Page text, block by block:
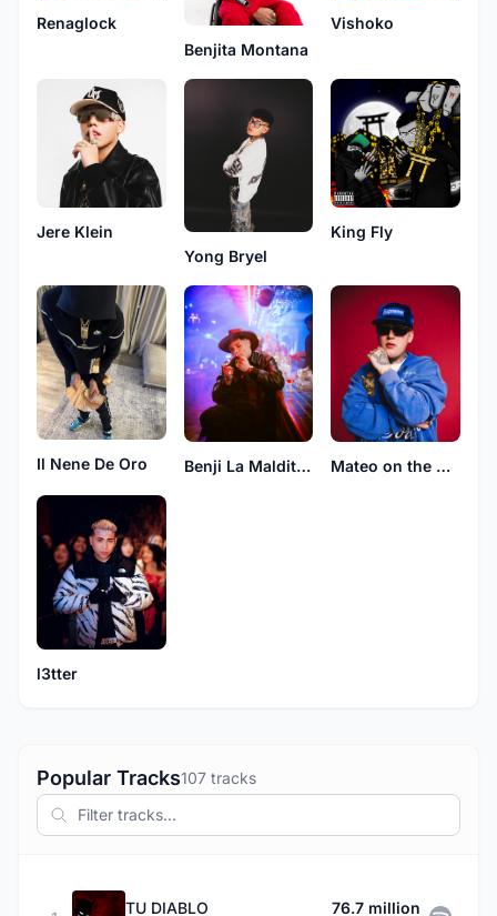
Renaglock
Benjita Montana
Vishoko
Jere Klein
Yong Bryel
King Fly
Il Nene De Oro Benji La Maldita Escritura De Oro Mateo on the Beatz
l3tter
Popular Tracks107 tracks
TU DIABLO 76.7 million